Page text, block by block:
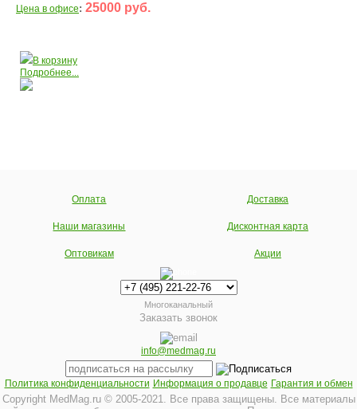
Цена в офисе: 25000 руб.
В корзину
Подробнее...
Оплата Доставка
Наши магазины Дисконтная карта
Оптовикам Акции
Многоканальный
Заказать звонок
info@medmag.ru
Политика конфиденциальности Информация о продавце Гарантия и обмен
Copyright MedMag.ru © 2005-2021. Все права защищены. Все материалы